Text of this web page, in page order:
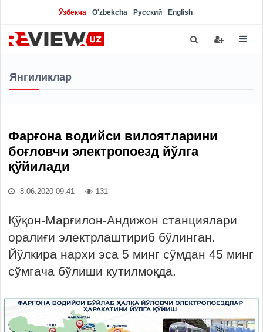
Ўзбекча O'zbekcha Русский English
Янгиликлар
Фарғона водийси вилоятларини
боғловчи электропоезд йўлга
қўйилади
8.06.2020 09:41 131
Қўқон-Марғилон-Андижон станциялари
оралиғи электрлаштириб бўлинган.
Йўлкира нархи эса 5 минг сўмдан 45 минг
сўмгача бўлиши кутилмоқда.